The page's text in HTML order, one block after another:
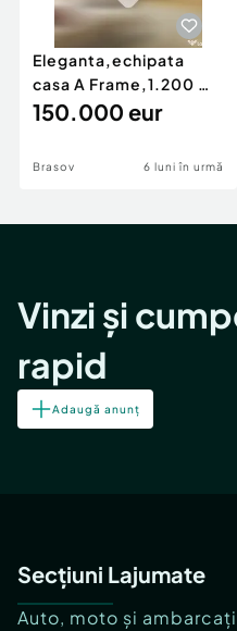
Eleganta,echipata
casa A Frame,1.200 mp
teren,deschidere Pia
150.000 eur
Brasov 6 luni în urmă
Vinzi și
rapid
Adaugă anunț
Secțiuni Lajumate
Auto, moto și